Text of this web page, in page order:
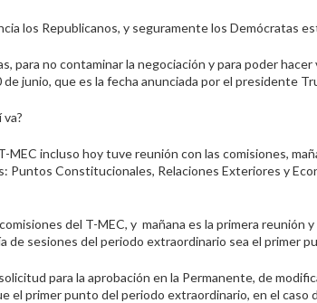
los Republicanos, y seguramente los Demócratas
para no contaminar la negociación y para poder
junio, que es la fecha anunciada por el presidente
MEC incluso hoy tuve reunión con las comisiones,
Puntos Constitucionales, Relaciones Exteriores y
del T-MEC, y mañana es la primera reunión
de sesiones del periodo extraordinario sea el primer
para la aprobación en la Permanente, de
el primer punto del periodo extraordinario, en el caso